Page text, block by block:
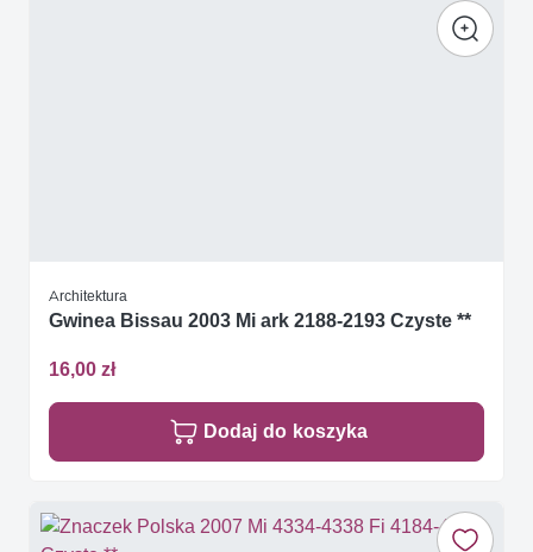
Architektura
Gwinea Bissau 2003 Mi ark 2188-2193 Czyste **
16,00 zł
Dodaj do koszyka